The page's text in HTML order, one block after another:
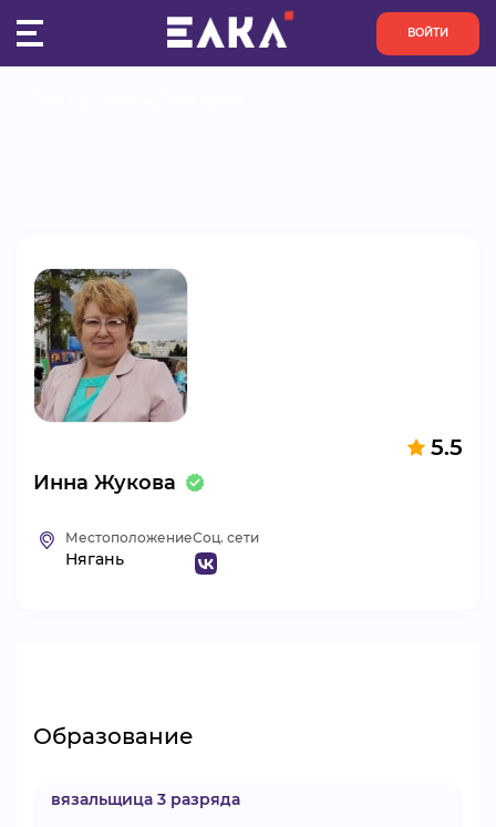
ВОЙТИ
АКТИВИСТЫ
ПРОЕКТЫ
АНАЛИТИКА
БАЗА ЗНАНИЙ
5.5
Инна Жукова
Местоположение
Нягань
Соц. сети
Образование
вязальщица 3 разряда